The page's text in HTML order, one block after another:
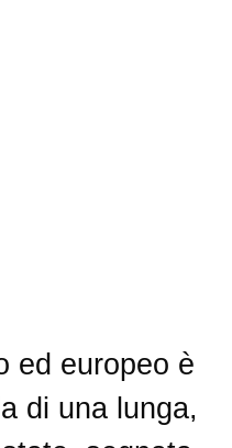
ed europeo è
di una lunga,